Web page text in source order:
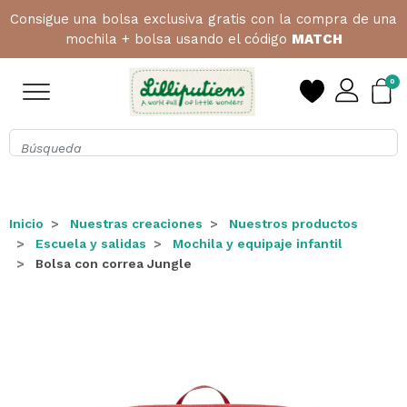
Consigue una bolsa exclusiva gratis con la compra de una
mochila + bolsa usando el código MATCH
0
Inicio Nuestras creaciones
Nuestros productos
Escuela y salidas
Mochila y equipaje infantil
Bolsa con correa Jungle